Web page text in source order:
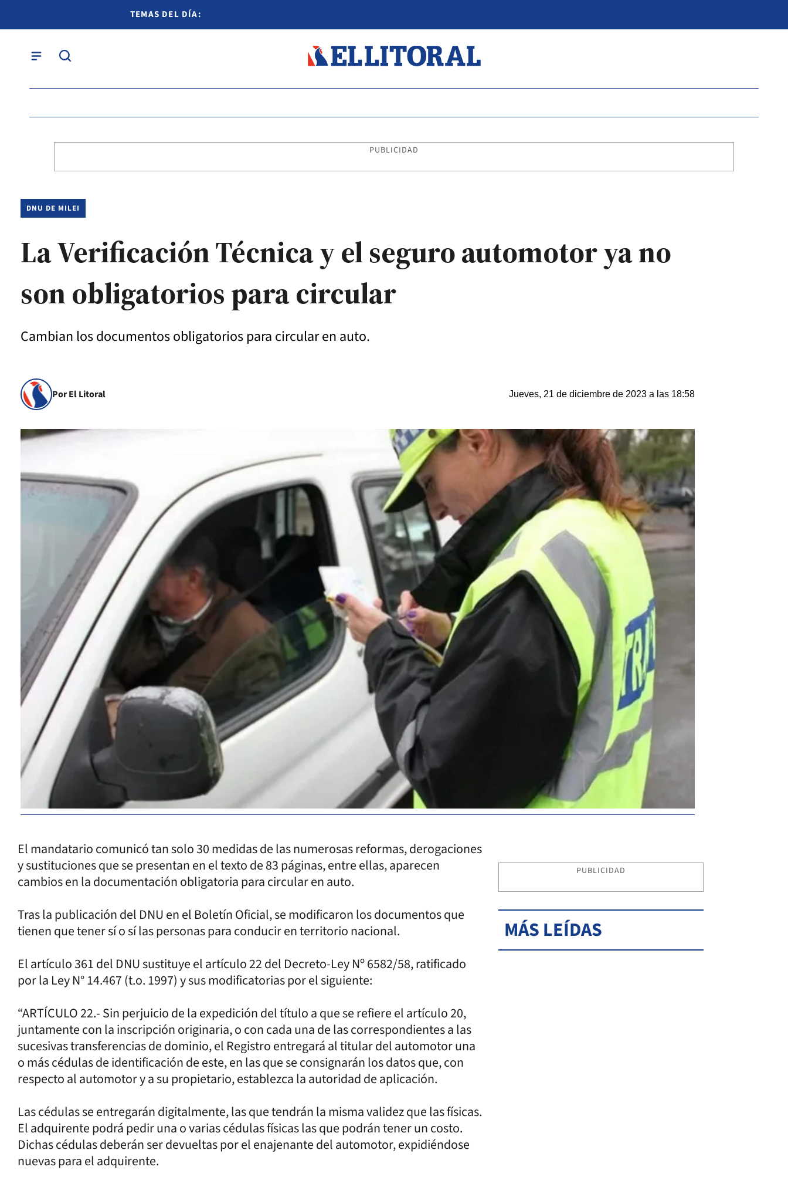
TEMAS DEL DÍA:
PUBLICIDAD
DNU DE MILEI
La Verificación Técnica y el seguro automotor ya no
son obligatorios para circular
Cambian los documentos obligatorios para circular en auto.
Por El Litoral Jueves, 21 de diciembre de 2023 a las 18:58
El mandatario comunicó tan solo 30 medidas de las numerosas reformas, derogaciones
y sustituciones que se presentan en el texto de 83 páginas, entre ellas, aparecen
cambios en la documentación obligatoria para circular en auto.
Tras la publicación del DNU en el Boletín Oficial, se modificaron los documentos que
tienen que tener sí o sí las personas para conducir en territorio nacional.
El artículo 361 del DNU sustituye el artículo 22 del Decreto-Ley Nº 6582/58, ratificado
por la Ley N° 14.467 (t.o. 1997) y sus modificatorias por el siguiente:
“ARTÍCULO 22.- Sin perjuicio de la expedición del título a que se refiere el artículo 20,
juntamente con la inscripción originaria, o con cada una de las correspondientes a las
sucesivas transferencias de dominio, el Registro entregará al titular del automotor una
o más cédulas de identificación de este, en las que se consignarán los datos que, con
respecto al automotor y a su propietario, establezca la autoridad de aplicación.
Las cédulas se entregarán digitalmente, las que tendrán la misma validez que las físicas.
El adquirente podrá pedir una o varias cédulas físicas las que podrán tener un costo.
Dichas cédulas deberán ser devueltas por el enajenante del automotor, expidiéndose
nuevas para el adquirente.
PUBLICIDAD
MÁS LEÍDAS